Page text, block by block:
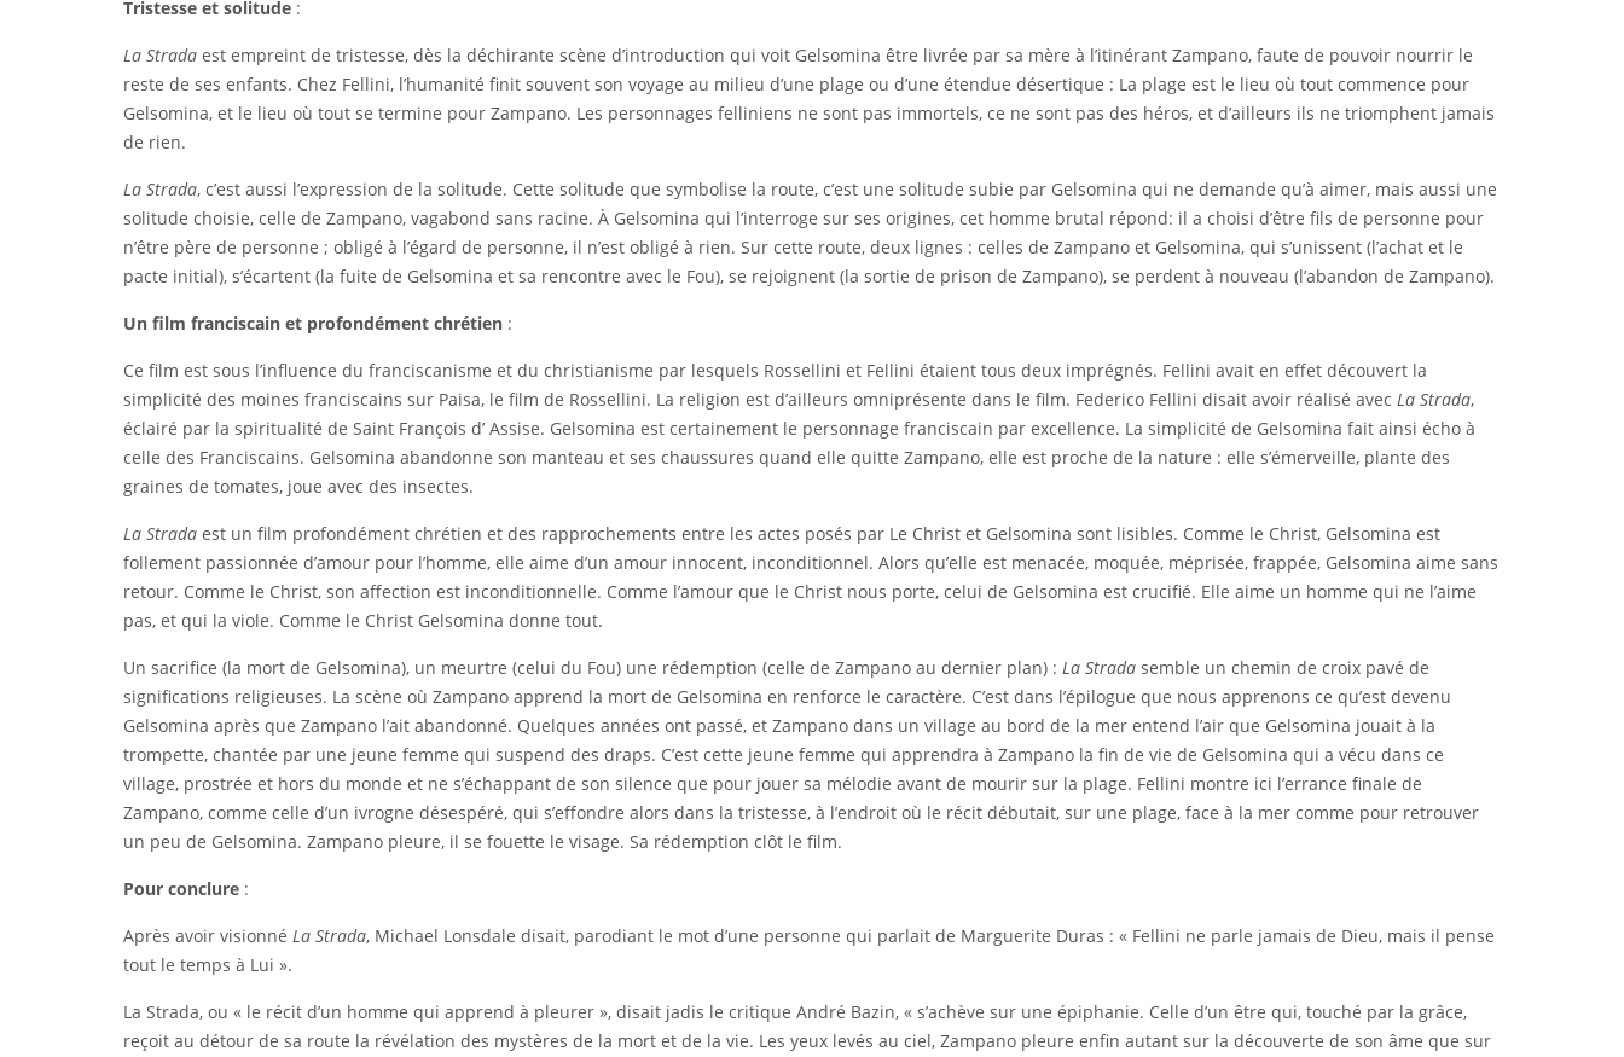
Tristesse et solitude :
La Strada est empreint de tristesse, dès la déchirante scène d’introduction qui voit Gelsomina être livrée par sa mère à l’itinérant Zampano, faute de pouvoir nourrir le
reste de ses enfants. Chez Fellini, l’humanité finit souvent son voyage au milieu d’une plage ou d’une étendue désertique : La plage est le lieu où tout commence pour
Gelsomina, et le lieu où tout se termine pour Zampano. Les personnages felliniens ne sont pas immortels, ce ne sont pas des héros, et d’ailleurs ils ne triomphent jamais
de rien.
La Strada, c’est aussi l’expression de la solitude. Cette solitude que symbolise la route, c’est une solitude subie par Gelsomina qui ne demande qu’à aimer, mais aussi une
solitude choisie, celle de Zampano, vagabond sans racine. À Gelsomina qui l’interroge sur ses origines, cet homme brutal répond: il a choisi d’être fils de personne pour
n’être père de personne ; obligé à l’égard de personne, il n’est obligé à rien. Sur cette route, deux lignes : celles de Zampano et Gelsomina, qui s’unissent (l’achat et le
pacte initial), s’écartent (la fuite de Gelsomina et sa rencontre avec le Fou), se rejoignent (la sortie de prison de Zampano), se perdent à nouveau (l’abandon de Zampano).
Un film franciscain et profondément chrétien :
Ce film est sous l’influence du franciscanisme et du christianisme par lesquels Rossellini et Fellini étaient tous deux imprégnés. Fellini avait en effet découvert la
simplicité des moines franciscains sur Paisa, le film de Rossellini. La religion est d’ailleurs omniprésente dans le film. Federico Fellini disait avoir réalisé avec La Strada,
éclairé par la spiritualité de Saint François d’ Assise. Gelsomina est certainement le personnage franciscain par excellence. La simplicité de Gelsomina fait ainsi écho à
celle des Franciscains. Gelsomina abandonne son manteau et ses chaussures quand elle quitte Zampano, elle est proche de la nature : elle s’émerveille, plante des
graines de tomates, joue avec des insectes.
La Strada est un film profondément chrétien et des rapprochements entre les actes posés par Le Christ et Gelsomina sont lisibles. Comme le Christ, Gelsomina est
follement passionnée d’amour pour l’homme, elle aime d’un amour innocent, inconditionnel. Alors qu’elle est menacée, moquée, méprisée, frappée, Gelsomina aime sans
retour. Comme le Christ, son affection est inconditionnelle. Comme l’amour que le Christ nous porte, celui de Gelsomina est crucifié. Elle aime un homme qui ne l’aime
pas, et qui la viole. Comme le Christ Gelsomina donne tout.
Un sacrifice (la mort de Gelsomina), un meurtre (celui du Fou) une rédemption (celle de Zampano au dernier plan) : La Strada semble un chemin de croix pavé de
significations religieuses. La scène où Zampano apprend la mort de Gelsomina en renforce le caractère. C’est dans l’épilogue que nous apprenons ce qu’est devenu
Gelsomina après que Zampano l’ait abandonné. Quelques années ont passé, et Zampano dans un village au bord de la mer entend l’air que Gelsomina jouait à la
trompette, chantée par une jeune femme qui suspend des draps. C’est cette jeune femme qui apprendra à Zampano la fin de vie de Gelsomina qui a vécu dans ce
village, prostrée et hors du monde et ne s’échappant de son silence que pour jouer sa mélodie avant de mourir sur la plage. Fellini montre ici l’errance finale de
Zampano, comme celle d’un ivrogne désespéré, qui s’effondre alors dans la tristesse, à l’endroit où le récit débutait, sur une plage, face à la mer comme pour retrouver
un peu de Gelsomina. Zampano pleure, il se fouette le visage. Sa rédemption clôt le film.
Pour conclure :
Après avoir visionné La Strada, Michael Lonsdale disait, parodiant le mot d’une personne qui parlait de Marguerite Duras : « Fellini ne parle jamais de Dieu, mais il pense
tout le temps à Lui ».
La Strada, ou « le récit d’un homme qui apprend à pleurer », disait jadis le critique André Bazin, « s’achève sur une épiphanie. Celle d’un être qui, touché par la grâce,
reçoit au détour de sa route la révélation des mystères de la mort et de la vie. Les yeux levés au ciel, Zampano pleure enfin autant sur la découverte de son âme que sur